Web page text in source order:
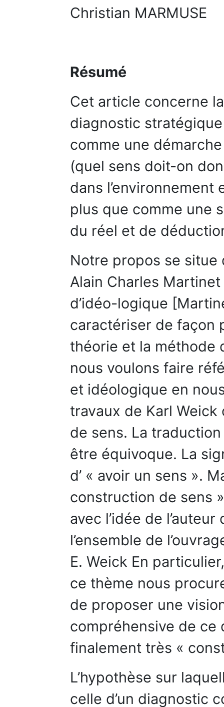
Christian MARMUSE
Résumé
Cet article concerne
diagnostic
comme une
(quel sens doit-on
dans l’environnement
plus que comme une
du réel et de
Notre propos se
Alain Charles
d’idéo-logique
caractériser de façon
théorie et la méthode
nous voulons faire
et idéologique en
travaux de Karl
de sens. La
être équivoque. La
d’ « avoir un sens ».
construction de sens
avec l’idée de
l’ensemble de
E. Weick En
ce thème nous
de proposer une
compréhensive de ce
finalement très «
L’hypothèse sur
celle d’un diagnostic